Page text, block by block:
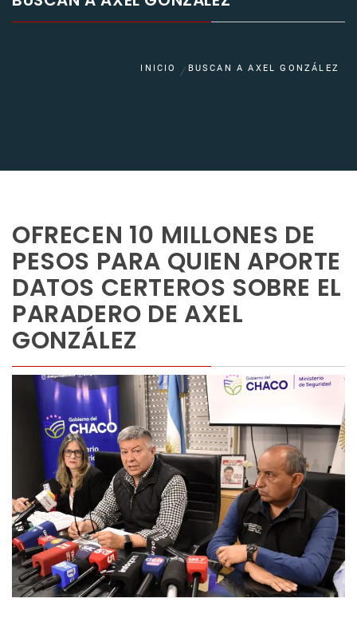
INICIO BUSCAN A AXEL GONZÁLEZ
OFRECEN 10 MILLONES DE
PESOS PARA QUIEN APORTE
DATOS CERTEROS SOBRE EL
PARADERO DE AXEL
GONZÁLEZ